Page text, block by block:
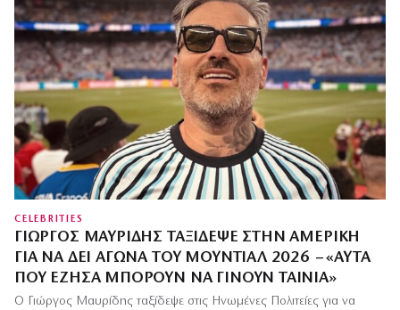
CELEBRITIES
ΓΙΏΡΓΟΣ ΜΑΥΡΊΔΗΣ ΤΑΞΊΔΕΨΕ ΣΤΗΝ ΑΜΕΡΙΚΉ
ΓΙΑ ΝΑ ΔΕΙ ΑΓΏΝΑ ΤΟΥ ΜΟΥΝΤΙΆΛ 2026 – «ΑΥΤΆ
ΠΟΥ ΈΖΗΣΑ ΜΠΟΡΟΎΝ ΝΑ ΓΊΝΟΥΝ ΤΑΙΝΊΑ»
Ο Γιώργος Μαυρίδης ταξίδεψε στις Ηνωμένες Πολιτείες για να